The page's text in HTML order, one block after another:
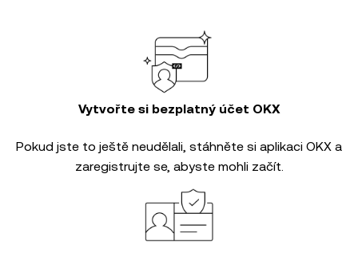
Vytvořte si bezplatný účet OKX
Pokud jste to ještě neudělali, stáhněte si aplikaci OKX a
zaregistrujte se, abyste mohli začít.